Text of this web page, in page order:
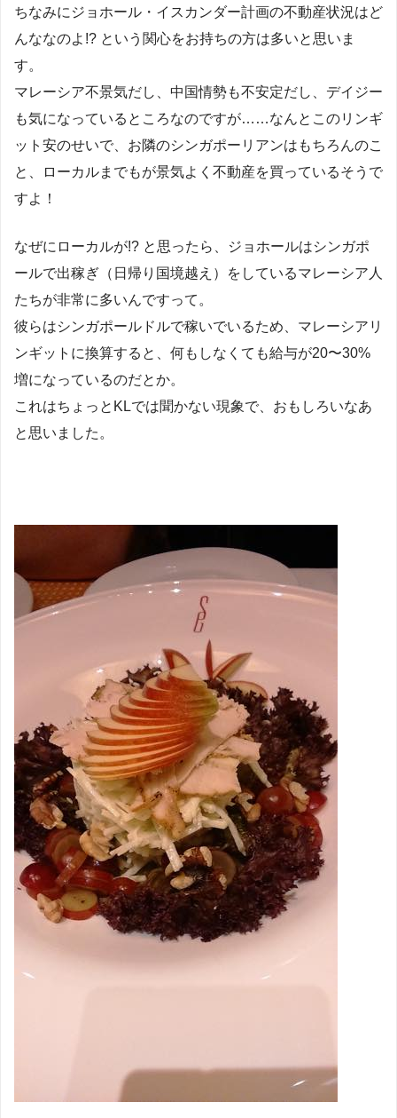
ちなみにジョホール・イスカンダー計画の不動産状況はど
んななのよ!? という関心をお持ちの方は多いと思いま
す。
マレーシア不景気だし、中国情勢も不安定だし、デイジー
も気になっているところなのですが……なんとこのリンギ
ット安のせいで、お隣のシンガポーリアンはもちろんのこ
と、ローカルまでもが景気よく不動産を買っているそうで
すよ！
なぜにローカルが!? と思ったら、ジョホールはシンガポ
ールで出稼ぎ（日帰り国境越え）をしているマレーシア人
たちが非常に多いんですって。
彼らはシンガポールドルで稼いでいるため、マレーシアリ
ンギットに換算すると、何もしなくても給与が20〜30%
増になっているのだとか。
これはちょっとKLでは聞かない現象で、おもしろいなあ
と思いました。